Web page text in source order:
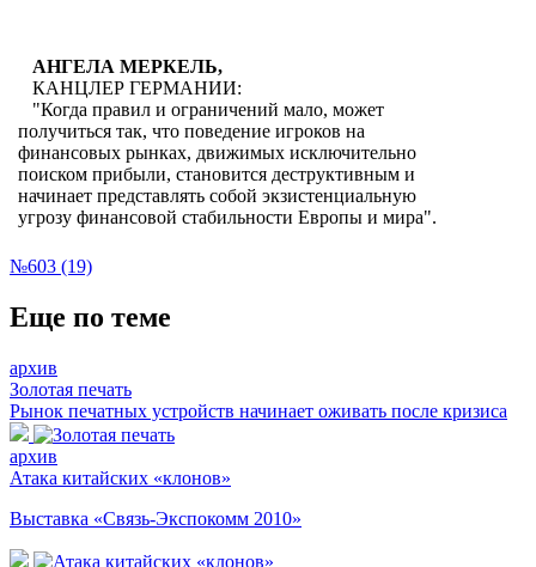
АНГЕЛА МЕРКЕЛЬ,
КАНЦЛЕР ГЕРМАНИИ:
"Когда правил и ограничений мало, может
получиться так, что поведение игроков на
финансовых рынках, движимых исключительно
поиском прибыли, становится деструктивным и
начинает представлять собой экзистенциальную
угрозу финансовой стабильности Европы и мира".
№603 (19)
Еще по теме
архив
Золотая печать
Рынок печатных устройств начинает оживать после кризиса
архив
Атака китайских «клонов»
Выставка «Связь-Экспокомм 2010»